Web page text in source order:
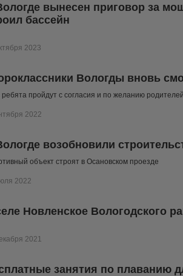
вынесен приговор за
бассейн
2023
Вологды вновь
ребята пройдут с согласия и по желанию родителей
2022
возобновили
объект строят в Осановском проезде
2022
Новленское Вологодского
2021
занятия по плаванию